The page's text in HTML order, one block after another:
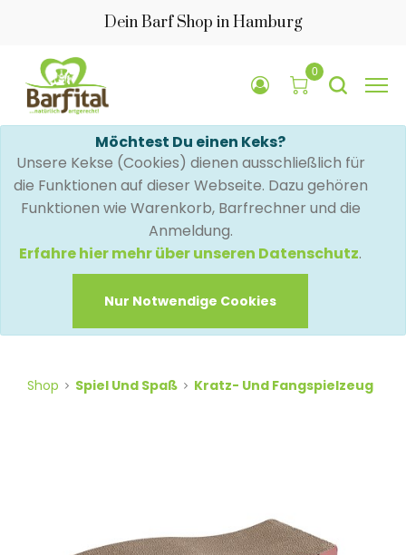
Dein Barf Shop in Hamburg
0
Möchtest Du einen Keks?
Unsere Kekse (Cookies) dienen ausschließlich für
die Funktionen auf dieser Webseite. Dazu gehören
Funktionen wie Warenkorb, Barfrechner und die
Anmeldung.
Erfahre hier mehr über unseren Datenschutz.
Nur Notwendige Cookies
Shop Spiel Und Spaß Kratz- Und Fangspielzeug